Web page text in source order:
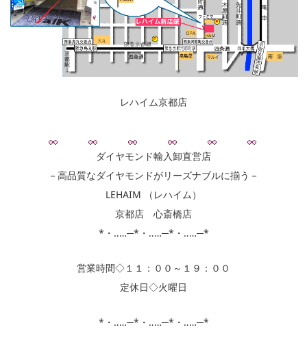
レハイム京都店
ダイヤモンド輸入卸直営店
－高品質なダイヤモンドがリーズナブルに揃う－
LEHAIM （レハイム）
京都店 心斎橋店
*・‥…─*・‥…─*・‥…─*
営業時間◇１１：００～１９：００
定休日◇火曜日
*・‥…─*・‥…─*・‥…─*